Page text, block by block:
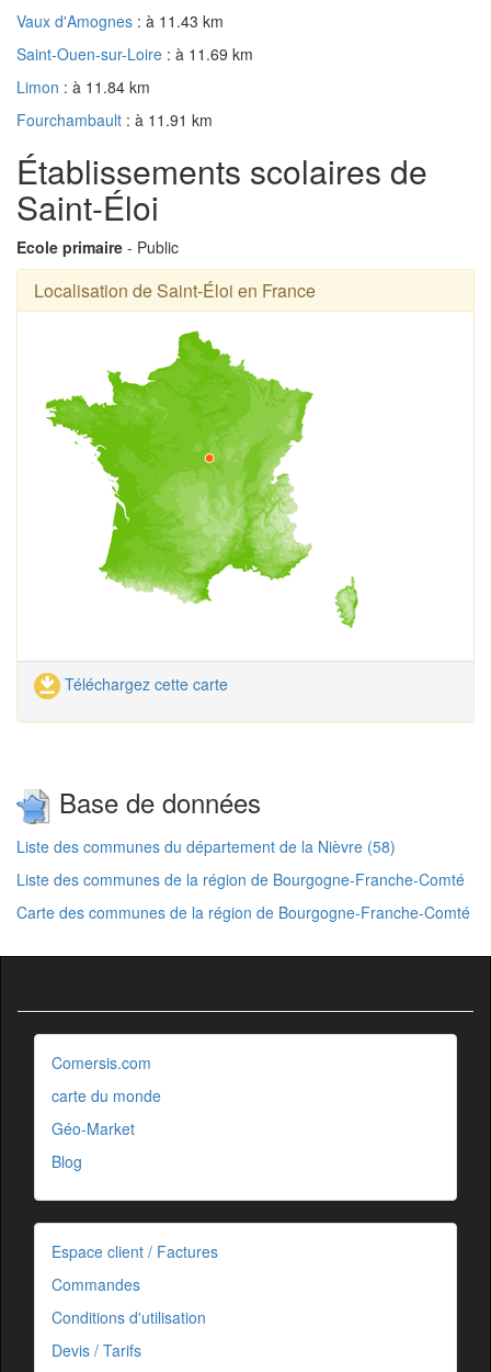
Vaux d'Amognes : à 11.43 km
Saint-Ouen-sur-Loire : à 11.69 km
Limon : à 11.84 km
Fourchambault : à 11.91 km
Établissements scolaires de
Saint-Éloi
Ecole primaire - Public
Localisation de Saint-Éloi en France
Téléchargez cette carte
Base de données
Liste des communes du département de la Nièvre (58)
Liste des communes de la région de Bourgogne-Franche-Comté
Carte des communes de la région de Bourgogne-Franche-Comté
Comersis.com
carte du monde
Géo-Market
Blog
Espace client / Factures
Commandes
Conditions d'utilisation
Devis / Tarifs